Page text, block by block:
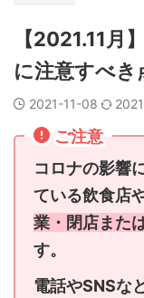
【2021.11月
に注意すべき
2021-11-08
ご注意
コロナの影響
ている飲食店
業・閉店また
す。
電話やSNSな